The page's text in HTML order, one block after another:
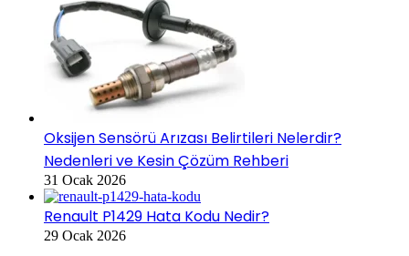
Oksijen Sensörü Arızası Belirtileri Nelerdir?
Nedenleri ve Kesin Çözüm Rehberi
31 Ocak 2026
Renault P1429 Hata Kodu Nedir?
29 Ocak 2026